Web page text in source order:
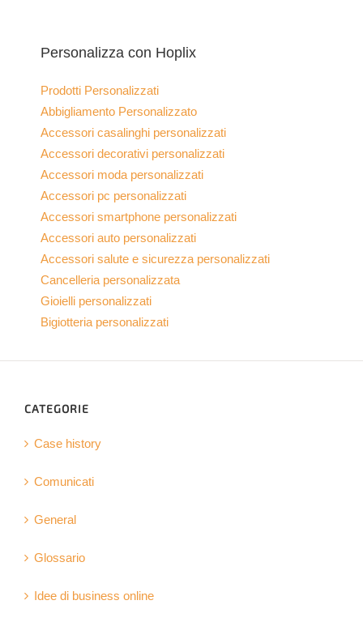
Personalizza con Hoplix
Prodotti Personalizzati
Abbigliamento Personalizzato
Accessori casalinghi personalizzati
Accessori decorativi personalizzati
Accessori moda personalizzati
Accessori pc personalizzati
Accessori smartphone personalizzati
Accessori auto personalizzati
Accessori salute e sicurezza personalizzati
Cancelleria personalizzata
Gioielli personalizzati
Bigiotteria personalizzati
CATEGORIE
Case history
Comunicati
General
Glossario
Idee di business online